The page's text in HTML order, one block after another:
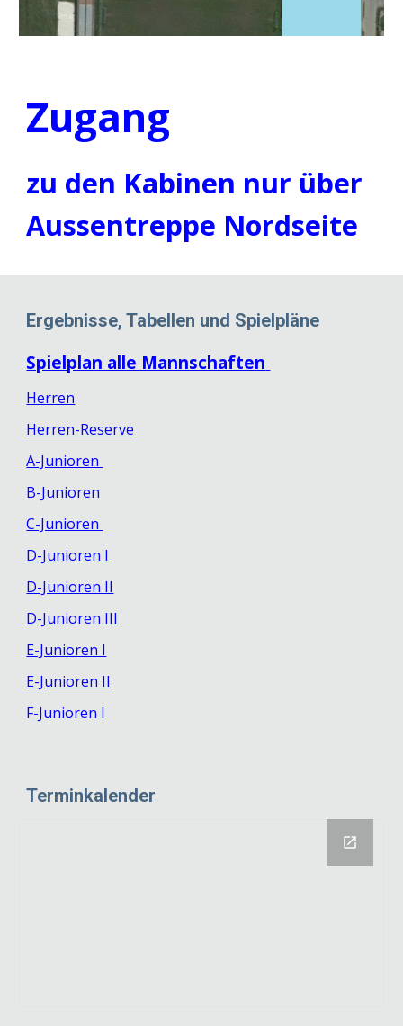
Zugang
zu den Kabinen nur über
Aussentreppe Nordseite
Ergebnisse, Tabellen und Spielpläne
Spielplan alle Mannschaften
Herren
Herren-Reserve
A-Junioren
B-Junioren
C-Junioren
D-Junioren I
D-Junioren II
D-Junioren III
E-Junioren I
E-Junioren II
F-Junioren I
Terminkalender